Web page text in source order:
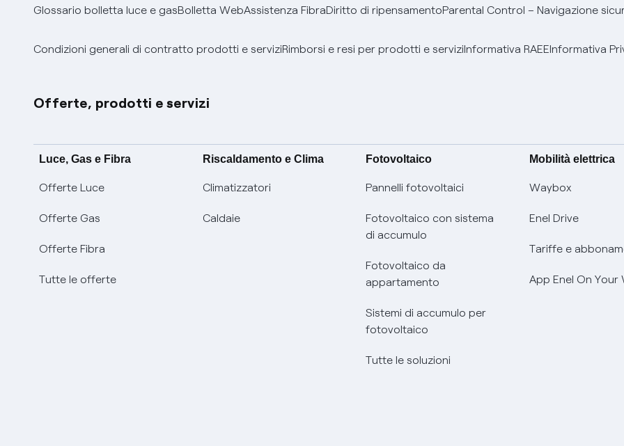
Glossario bolletta luce e gasBolletta WebAssistenza FibraDiritto di ripensamentoParental Control – Navigazione
Condizioni generali di contratto prodotti e serviziRimborsi e resi per prodotti e serviziInformativa RAEEInformativa
Offerte, prodotti e servizi
Luce, Gas e Fibra
Offerte Luce
Offerte Gas
Offerte Fibra
Tutte le offerte
Riscaldamento e Clima
Climatizzatori
Caldaie
Fotovoltaico
Pannelli fotovoltaici
Fotovoltaico con sistema
di accumulo
Fotovoltaico da
appartamento
Sistemi di accumulo per
fotovoltaico
Tutte le soluzioni
Mobilità elettrica
Waybox
Enel Drive
Tariffe e
App Enel On Your